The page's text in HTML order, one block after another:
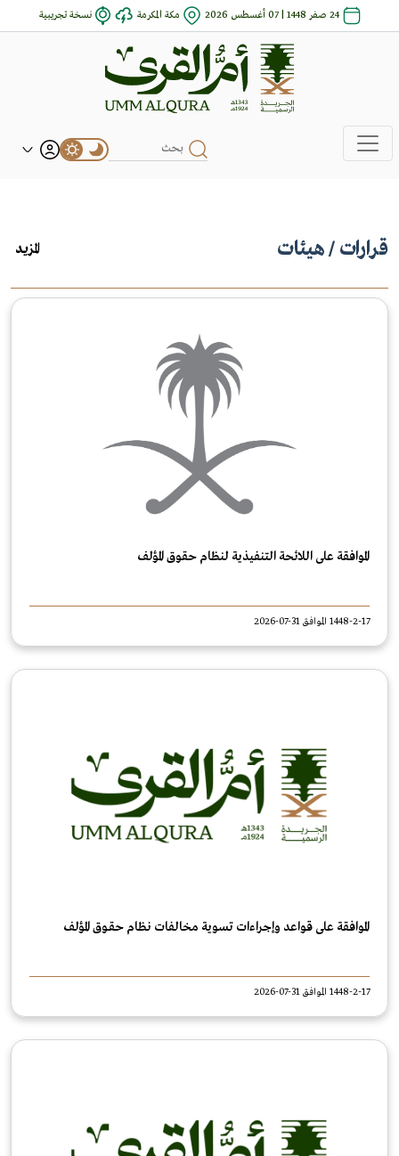
24 صفر 1448 | 07 أغسطس 2026 مكة المكرمة نسخة تجريبية
قرارات / هيئات المزيد
الموافقة على اللائحة التنفيذية لنظام حقوق المؤلف
1448-2-17 الموافق 31-07-2026
الموافقة على قواعد وإجراءات تسوية مخالفات نظام حقـوق المؤلف
1448-2-17 الموافق 31-07-2026